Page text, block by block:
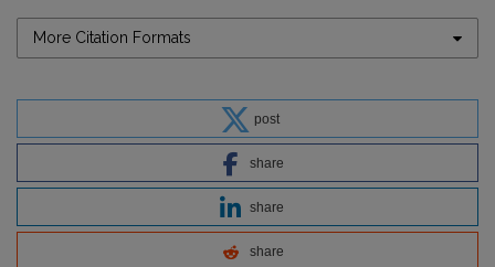
More Citation Formats
post
share
share
share